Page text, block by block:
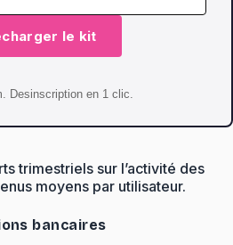
le kit
Desinscription en 1 clic.
trimestriels sur l’activité des
moyens par utilisateur.
bancaires